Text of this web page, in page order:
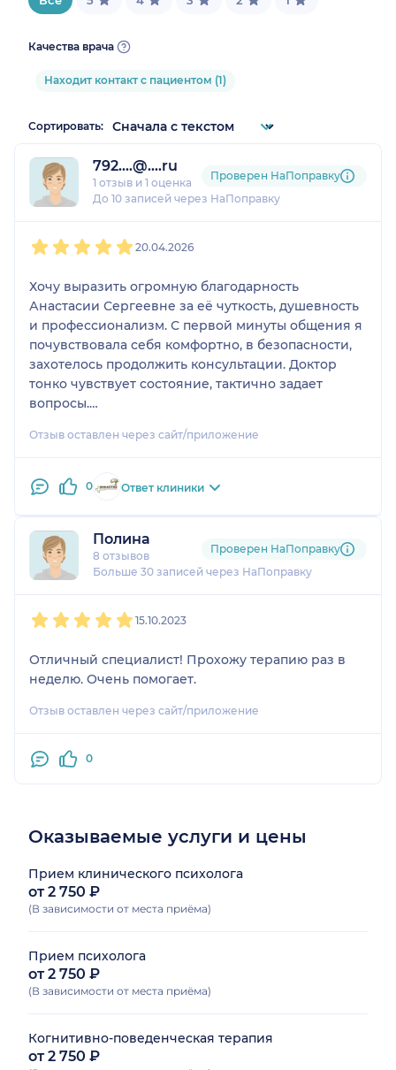
Качества врача
Находит контакт с пациентом (1)
Сортировать:
792....@....ru
1 отзыв и 1 оценка
До 10 записей через НаПоправку
Проверен НаПоправку
20.04.2026
Хочу выразить огромную благодарность
Анастасии Сергеевне за её чуткость, душевность
и профессионализм. С первой минуты общения я
почувствовала себя комфортно, в безопасности,
захотелось продолжить консультации. Доктор
тонко чувствует состояние, тактично задает
вопросы.
помогать себе при стрессовых ситуациях.
грамотного специалиста!
Отзыв оставлен через сайт/приложение
0 Ответ клиники
Полина
8 отзывов
Больше 30 записей через НаПоправку
Проверен НаПоправку
15.10.2023
Отличный специалист! Прохожу терапию раз в
неделю. Очень помогает.
Отзыв оставлен через сайт/приложение
0
Оказываемые услуги и цены
Прием клинического психолога
от 2 750 ₽
(В зависимости от места приёма)
Прием психолога
от 2 750 ₽
(В зависимости от места приёма)
Когнитивно-поведенческая терапия
от 2 750 ₽